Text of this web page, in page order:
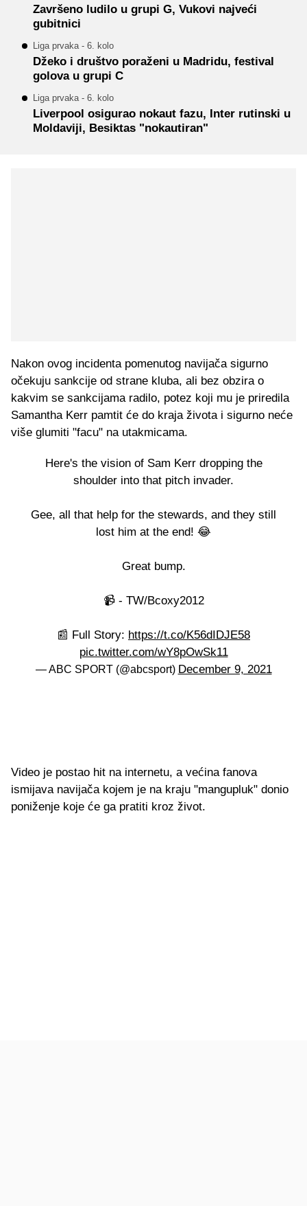
Završeno ludilo u grupi G, Vukovi najveći
gubitnici
Liga prvaka - 6. kolo
Džeko i društvo poraženi u Madridu, festival
golova u grupi C
Liga prvaka - 6. kolo
Liverpool osigurao nokaut fazu, Inter rutinski u
Moldaviji, Besiktas "nokautiran"
Nakon ovog incidenta pomenutog navijača sigurno
očekuju sankcije od strane kluba, ali bez obzira o
kakvim se sankcijama radilo, potez koji mu je priredila
Samantha Kerr pamtit će do kraja života i sigurno neće
više glumiti "facu" na utakmicama.
Here's the vision of Sam Kerr dropping the
shoulder into that pitch invader.
Gee, all that help for the stewards, and they still
lost him at the end! 😂
Great bump.
📹 - TW/Bcoxy2012
📰 Full Story: https://t.co/K56dIDJE58
pic.twitter.com/wY8pOwSk11
— ABC SPORT (@abcsport) December 9, 2021
Video je postao hit na internetu, a većina fanova
ismijava navijača kojem je na kraju "mangupluk" donio
poniženje koje će ga pratiti kroz život.